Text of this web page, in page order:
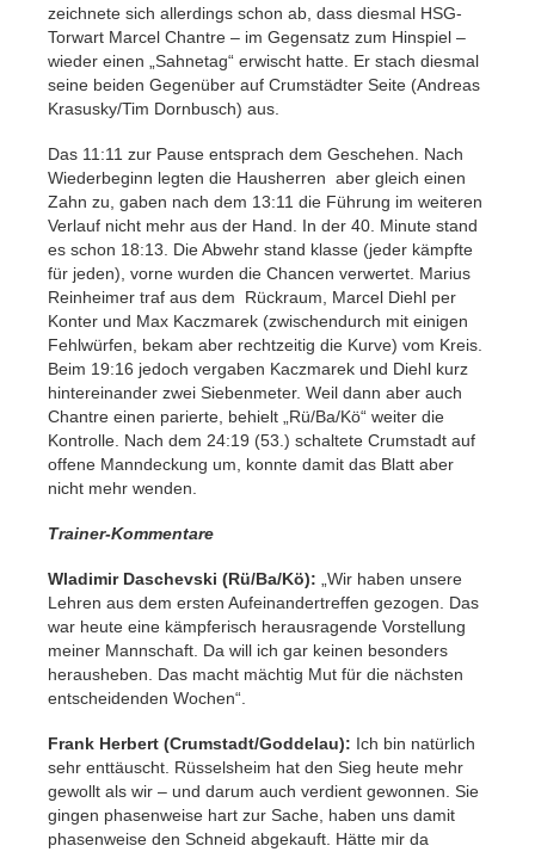
zeichnete sich allerdings schon ab, dass diesmal HSG-
Torwart Marcel Chantre – im Gegensatz zum Hinspiel –
wieder einen „Sahnetag“ erwischt hatte. Er stach diesmal
seine beiden Gegenüber auf Crumstädter Seite (Andreas
Krasusky/Tim Dornbusch) aus.
Das 11:11 zur Pause entsprach dem Geschehen. Nach
Wiederbeginn legten die Hausherren aber gleich einen
Zahn zu, gaben nach dem 13:11 die Führung im weiteren
Verlauf nicht mehr aus der Hand. In der 40. Minute stand
es schon 18:13. Die Abwehr stand klasse (jeder kämpfte
für jeden), vorne wurden die Chancen verwertet. Marius
Reinheimer traf aus dem Rückraum, Marcel Diehl per
Konter und Max Kaczmarek (zwischendurch mit einigen
Fehlwürfen, bekam aber rechtzeitig die Kurve) vom Kreis.
Beim 19:16 jedoch vergaben Kaczmarek und Diehl kurz
hintereinander zwei Siebenmeter. Weil dann aber auch
Chantre einen parierte, behielt „Rü/Ba/Kö“ weiter die
Kontrolle. Nach dem 24:19 (53.) schaltete Crumstadt auf
offene Manndeckung um, konnte damit das Blatt aber
nicht mehr wenden.
Trainer-Kommentare
Wladimir Daschevski (Rü/Ba/Kö): „Wir haben unsere
Lehren aus dem ersten Aufeinandertreffen gezogen. Das
war heute eine kämpferisch herausragende Vorstellung
meiner Mannschaft. Da will ich gar keinen besonders
herausheben. Das macht mächtig Mut für die nächsten
entscheidenden Wochen“.
Frank Herbert (Crumstadt/Goddelau): Ich bin natürlich
sehr enttäuscht. Rüsselsheim hat den Sieg heute mehr
gewollt als wir – und darum auch verdient gewonnen. Sie
gingen phasenweise hart zur Sache, haben uns damit
phasenweise den Schneid abgekauft. Hätte mir da